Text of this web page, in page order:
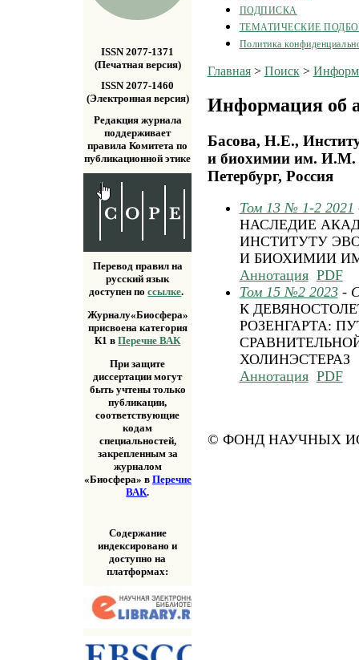
ISSN 2077-1371
(Печатная версия)
ISSN 2077-1460
(Электронная версия)
Редакция журнала
поддерживает
правила Комитета по
публикационной этике
Перевод правил на
русский язык
доступен поссылке.
Журналу«Биосфера»
присвоена категория
К1 вПеречне ВАК
При защите
диссертации могут
быть учтены только
публикации,
соответствующие
кодам
специальностей,
закрепленным за
журналом
«Биосфера» в Перечне
ВАК.
Содержание
индексировано и
доступно на
платформах:
ПОДПИСКА
ТЕМАТИЧЕСКИЕ
Политика
Главная> Поиск>
Информация об
Басова, Н.Е.,
и биохимии им. И.М.
Петербург, Россия
Том 13 № 1-2 2021
НАСЛЕДИЕ
ИНСТИТУТУ
И БИОХИМИИ
Аннотация PDF
Том 15 №2 2023-
К
РОЗЕНГАРТА:
ХОЛИНЭСТЕРАЗ
Аннотация PDF
© ФОНД НАУЧНЫХ